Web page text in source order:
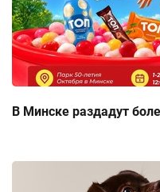
В Минске раздадут